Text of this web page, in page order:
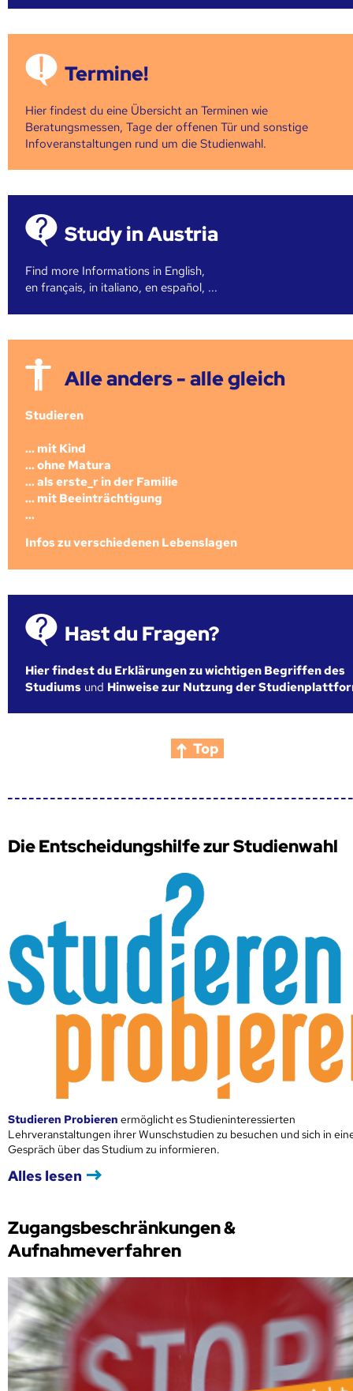
Termine!
Hier findest du eine Übersicht an Terminen wie
Beratungsmessen, Tage der offenen Tür und sonstige
Infoveranstaltungen rund um die Studienwahl.
Study in Austria
Find more Informations in English,
en français, in italiano, en español, ...
Alle anders - alle gleich
Studieren
... mit Kind
... ohne Matura
... als erste_r in der Familie
... mit Beeinträchtigung
...
Infos zu verschiedenen Lebenslagen
Hast du Fragen?
Hier findest du Erklärungen zu wichtigen Begriffen des
Studiums und Hinweise zur Nutzung der
Top
Die Entscheidungshilfe zur Studienwahl
Studieren Probieren ermöglicht es Studieninteressierten
Lehrveranstaltungen ihrer Wunschstudien zu besuchen und sich in
Gespräch über das Studium zu informieren.
Alles lesen
Zugangsbeschränkungen &
Aufnahmeverfahren